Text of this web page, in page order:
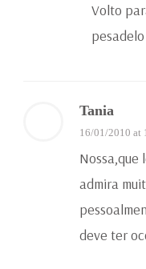
Volto
Tania
16/01/2010 at
Nossa,que
admira
deve ter